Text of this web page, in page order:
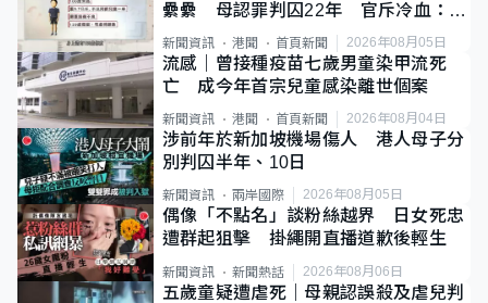
纍纍 母認罪判囚22年 官斥冷血：同
類案最惡劣
新聞資訊 港聞 首頁新聞 2026年08月05日
流感｜曾接種疫苗七歲男童染甲流死
亡 成今年首宗兒童感染離世個案
新聞資訊 港聞 首頁新聞 2026年08月04日
涉前年於新加坡機場傷人 港人母子分
別判囚半年、10日
新聞資訊 兩岸國際 2026年08月05日
偶像「不點名」談粉絲越界 日女死忠
遭群起狙擊 掛繩開直播道歉後輕生
新聞資訊 新聞熱話 2026年08月06日
五歲童疑遭虐死｜母親認誤殺及虐兒判